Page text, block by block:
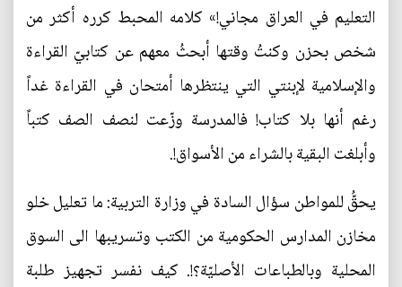
التعليم في العراق مجاني!» كلامه المحبط كرره أكثر من
شخص بحزن وكنتُ وقتها أبحثُ معهم عن كتابيّ القراءة
والإسلامية لإبنتي التي ينتظرها أمتحان في القراءة غداً
رغم أنها بلا كتاب! فالمدرسة وزّعت لنصف الصف كتباً
وأبلغت البقية بالشراء من الأسواق!.
يحقُّ للمواطن سؤال السادة في وزارة التربية: ما تعليل خلو
مخازن المدارس الحكومية من الكتب وتسريبها الى السوق
المحلية وبالطباعات الأصليّة؟!. كيف نفسر تجهيز طلبة